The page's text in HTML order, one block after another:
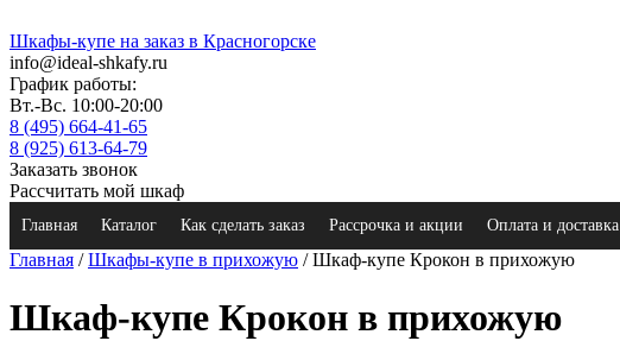
Шкафы-купе на заказ в Красногорске
info@ideal-shkafy.ru
График работы:
Вт.-Вс. 10:00-20:00
8 (495) 664-41-65
8 (925) 613-64-79
Заказать звонок
Рассчитать мой шкаф
Главная Каталог Как сделать заказ Рассрочка и акции Оплата и доставка
Главная /Шкафы-купе в прихожую / Шкаф-купе Крокон в прихожую
Шкаф-купе Крокон в прихожую